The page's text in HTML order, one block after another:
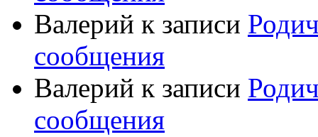
Валерий к записи
сообщения
Валерий к записи
сообщения